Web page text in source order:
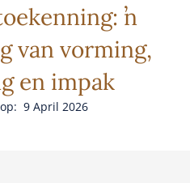
ŉ
van vorming,
en impak
9 April 2026